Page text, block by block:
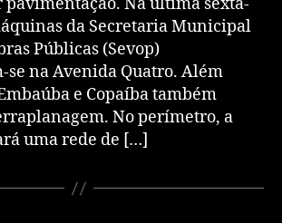
Na última sexta-
da Secretaria Municipal
Públicas (Sevop)
se na Avenida Quatro. ​Além
e Copaíba também
No perímetro, a
uma rede de […]